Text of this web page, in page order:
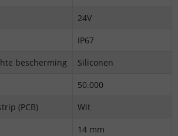
24V
IP67
bescherming
Siliconen
50.000
(PCB)
Wit
14 mm